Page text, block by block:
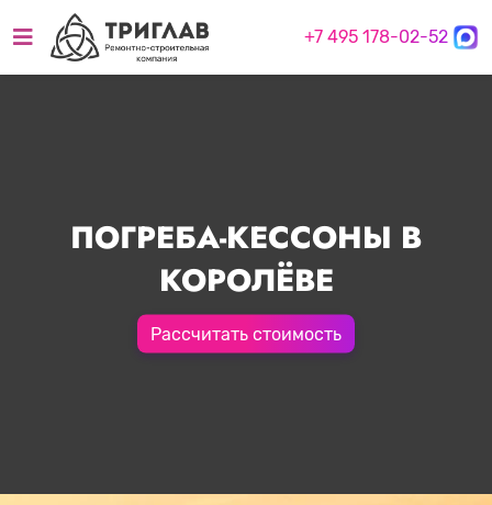
+7 495 178-02-52
ПОГРЕБА-КЕССОНЫ В
КОРОЛЁВЕ
Рассчитать стоимость